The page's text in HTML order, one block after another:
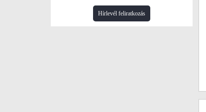
Hírlevél feliratkozás